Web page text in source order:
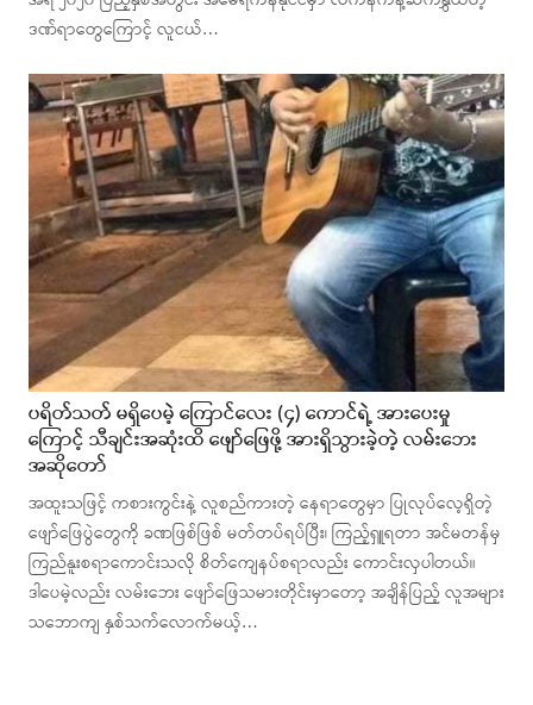
ဒဏ်ရာတွေကြောင့် လူငယ်…
ပရိတ်သတ် မရှိပေမဲ့ ကြောင်လေး (၄) ကောင်ရဲ့ အားပေးမှု
ကြောင့် သီချင်းအဆုံးထိ ဖျော်ဖြေဖို့ အားရှိသွားခဲ့တဲ့ လမ်းဘေး
အဆိုတော်
အထူးသဖြင့် ကစားကွင်းနဲ့ လူစည်ကားတဲ့ နေရာတွေမှာ ပြုလုပ်လေ့ရှိတဲ့
ဖျော်ဖြေပွဲတွေကို ခဏဖြစ်ဖြစ် မတ်တပ်ရပ်ပြီး၊ ကြည့်ရှူရတာ အင်မတန်မှ
ကြည်နူးစရာကောင်းသလို စိတ်ကျေနပ်စရာလည်း ကောင်းလှပါတယ်။
ဒါပေမဲ့လည်း လမ်းဘေး ဖျော်ဖြေသမားတိုင်းမှာတော့ အချိန်ပြည့် လူအများ
သဘောကျ နှစ်သက်လောက်မယ့်…